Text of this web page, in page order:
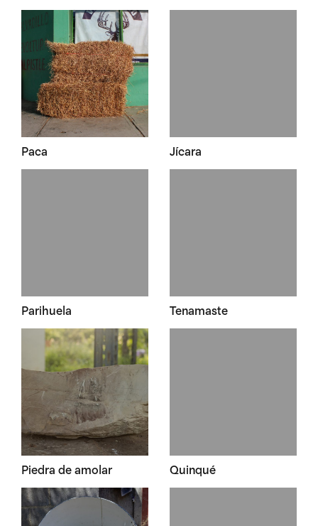
Paca Jícara
Parihuela Tenamaste
Piedra de amolar Quinqué